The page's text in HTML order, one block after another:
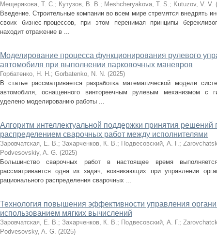
Мещерякова, Т. С.; Кутузов, В. В.; Meshcheryakova, T. S.; Kutuzov, V. V. (
Введение. Строительные компании во всем мире стремятся внедрять
своих бизнес-процессов, при этом перенимая принципы
находит отражение в ...
Моделирование процесса функционирования рулевого
автомобиля при выполнении парковочных маневров
Горбатенко, Н. Н.; Gorbatenko, N. N. (2025)
В статье рассматривается разработка математической модели
автомобиля, оснащенного винтореечным рулевым механизмом c
уделено моделированию работы ...
Алгоритм интеллектуальной поддержки принятия решений
распределением сварочных работ между исполнителями
Заровчатская, Е. В.; Захарченков, К. В.; Подвесовский, А. Г.;
Podvesovskiy, A. G. (2025)
Большинство сварочных работ в настоящее время
рассматривается одна из задач, возникающих при управлении
рационального распределения сварочных ...
Технология повышения эффективности управления
использованием мягких вычислений
Заровчатская, Е. В.; Захарченков, К. В.; Подвесовский, А. Г.;
Podvesovsky, A. G. (2025)